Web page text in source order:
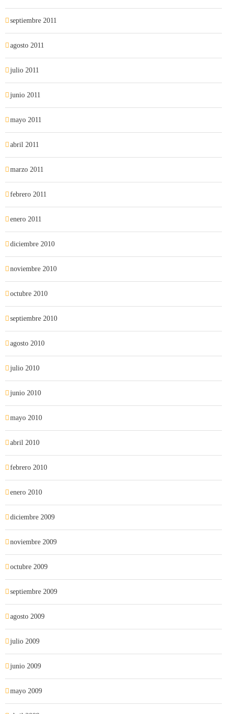
septiembre 2011
agosto 2011
julio 2011
junio 2011
mayo 2011
abril 2011
marzo 2011
febrero 2011
enero 2011
diciembre 2010
noviembre 2010
octubre 2010
septiembre 2010
agosto 2010
julio 2010
junio 2010
mayo 2010
abril 2010
febrero 2010
enero 2010
diciembre 2009
noviembre 2009
octubre 2009
septiembre 2009
agosto 2009
julio 2009
junio 2009
mayo 2009